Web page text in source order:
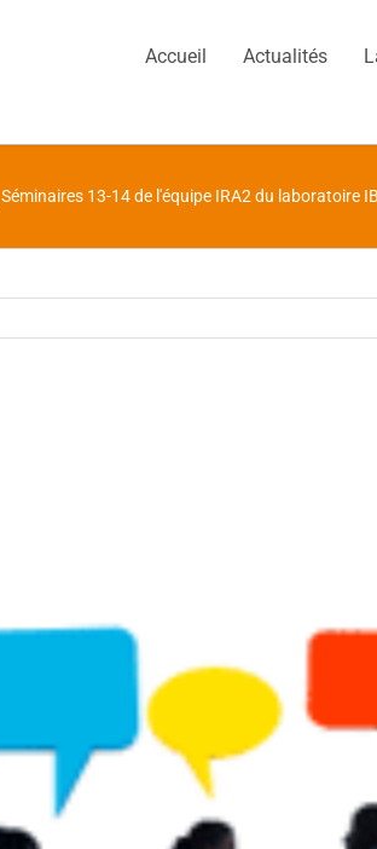
Accueil Actualités
Séminaires 13-14 de l'équipe IRA2 du laboratoire